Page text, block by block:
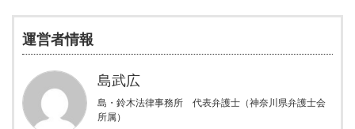
運営者情報
島武広
島・鈴木法律事務所 代表弁護士（神奈川県弁護士会
所属）